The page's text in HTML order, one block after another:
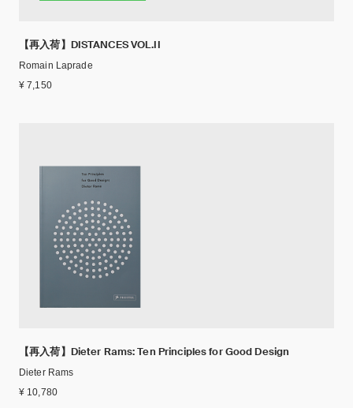
【再入荷】DISTANCES VOL.II
Romain Laprade
¥ 7,150
【再入荷】Dieter Rams: Ten Principles for Good Design
Dieter Rams
¥ 10,780